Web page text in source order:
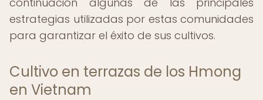
estrategias utilizadas por estas comunidades
para garantizar el éxito de sus cultivos.
Cultivo en terrazas de los Hmong
en Vietnam